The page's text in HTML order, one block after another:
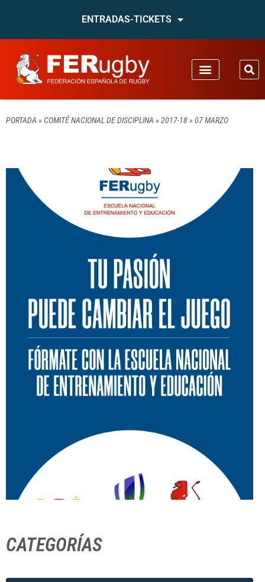
ENTRADAS-TICKETS
PORTADA » COMITÉ NACIONAL DE DISCIPLINA » 2017-18» 07 MARZO
CATEGORÍAS